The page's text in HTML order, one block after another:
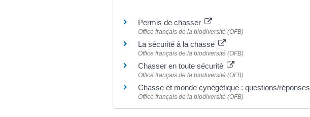
Permis de chasser
Office français de la biodiversité (OFB)
La sécurité à la chasse
Office français de la biodiversité (OFB)
Chasser en toute sécurité
Office français de la biodiversité (OFB)
Chasse et monde cynégétique : questions/réponses
Office français de la biodiversité (OFB)